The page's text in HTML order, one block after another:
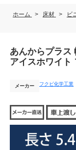
ホーム > 床材 > ビ
あんからプラス
アイスホワイト
メーカー フクビ化学工業